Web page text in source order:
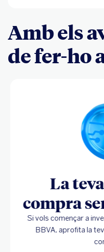
La
compra
Si vols començar a
BBVA, aprofita la
Amb els
de fer-ho